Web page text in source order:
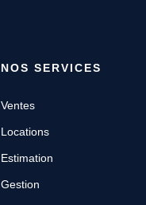
NOS SERVICES
Ventes
Locations
Estimation
Gestion